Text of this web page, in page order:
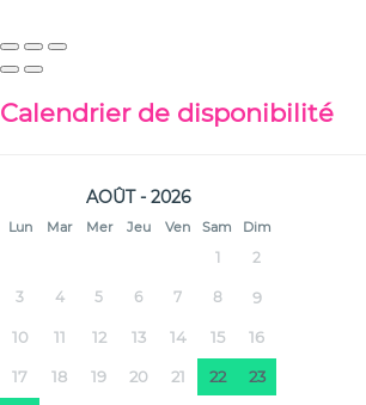
Calendrier de disponibilité
AOÛT - 2026
Lun Mar Mer Jeu Ven Sam Dim
1 2
3 4 5 6 7 8 9
10 11 12 13 14 15 16
17 18 19 20 21 22 23